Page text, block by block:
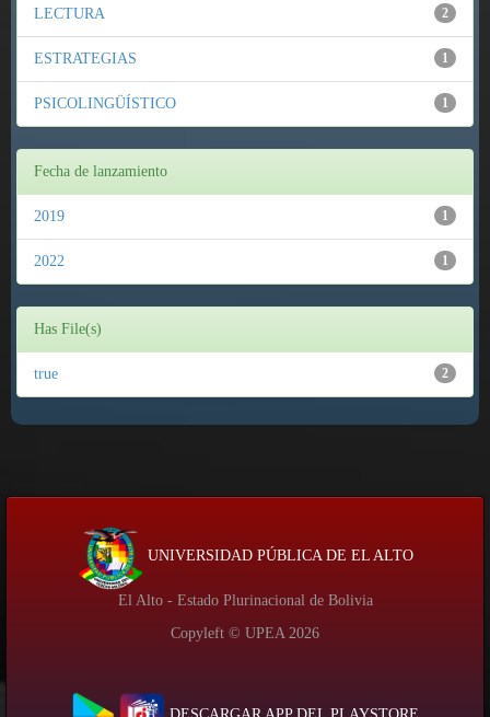
2
LECTURA
1
ESTRATEGIAS
1
PSICOLINGÜÍSTICO
Fecha de lanzamiento
1
2019
1
2022
Has File(s)
2
true
UNIVERSIDAD PÚBLICA DE EL ALTO
El Alto - Estado Plurinacional de Bolivia
Copyleft © UPEA 2026